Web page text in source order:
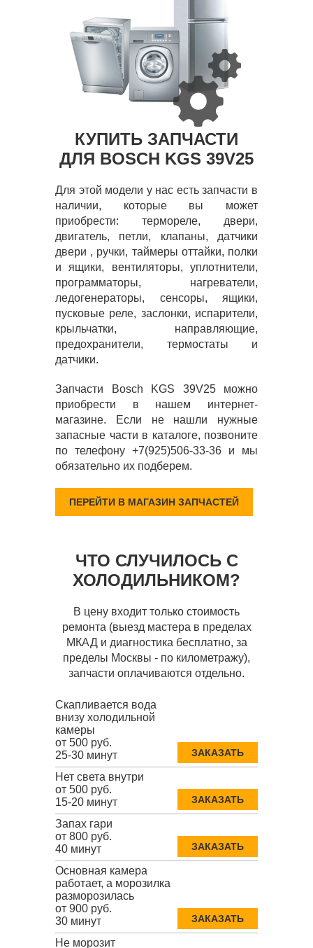
КУПИТЬ ЗАПЧАСТИ
ДЛЯ BOSCH KGS 39V25
Для этой модели у нас есть запчасти в
наличии, которые вы может
приобрести: термореле, двери,
двигатель, петли, клапаны, датчики
двери , ручки, таймеры оттайки, полки
и ящики, вентиляторы, уплотнители,
программаторы, нагреватели,
ледогенераторы, сенсоры, ящики,
пусковые реле, заслонки, испарители,
крыльчатки, направляющие,
предохранители, термостаты и
датчики.
Запчасти Bosch KGS 39V25 можно
приобрести в нашем интернет-
магазине. Если не нашли нужные
запасные части в каталоге, позвоните
по телефону +7(925)506-33-36 и мы
обязательно их подберем.
ПЕРЕЙТИ В МАГАЗИН ЗАПЧАСТЕЙ
ЧТО СЛУЧИЛОСЬ С
ХОЛОДИЛЬНИКОМ?
В цену входит только стоимость
ремонта (выезд мастера в пределах
МКАД и диагностика бесплатно, за
пределы Москвы - по километражу),
запчасти оплачиваются отдельно.
Скапливается вода
внизу холодильной
камеры
от 500 руб.
25-30 минут
ЗАКАЗАТЬ
Нет света внутри
от 500 руб.
15-20 минут
ЗАКАЗАТЬ
Запах гари
от 800 руб.
40 минут
ЗАКАЗАТЬ
Основная камера
работает, а морозилка
разморозилась
от 900 руб.
30 минут
ЗАКАЗАТЬ
Не морозит